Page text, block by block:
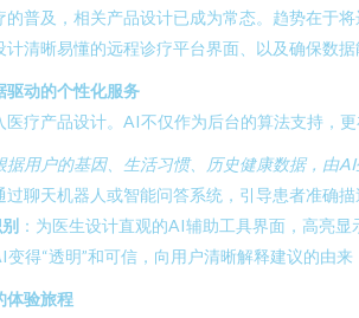
的普及，相关产品设计已成为常态。趋势在于
计清晰易懂的远程诊疗平台界面、以及确保数
驱动的个性化服务
医疗产品设计。AI不仅作为后台的算法支持，
据用户的基因、生活习惯、历史健康数据，由
过聊天机器人或智能问答系统，引导患者准确
：为医生设计直观的AI辅助工具界面，高亮显
得“透明”和可信，向用户清晰解释建议的由来
体验旅程